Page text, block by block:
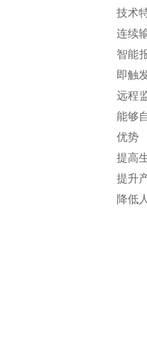
技术
连续
智能
即触
远程
能够
优势
提高
提升
降低